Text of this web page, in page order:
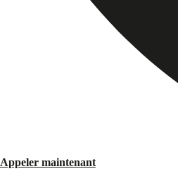
Appeler maintenant